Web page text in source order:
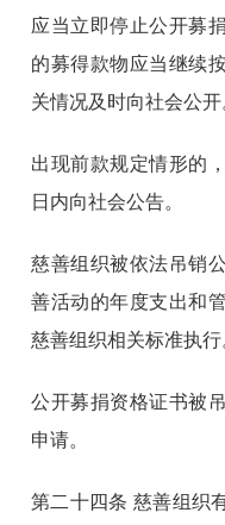
应当立即停止公开募
的募得款物应当继续
关情况及时向社会公开
出现前款规定情形的
日内向社会公告。
慈善组织被依法吊销
善活动的年度支出和
慈善组织相关标准执行
公开募捐资格证书被
申请。
第二十四条 慈善组织